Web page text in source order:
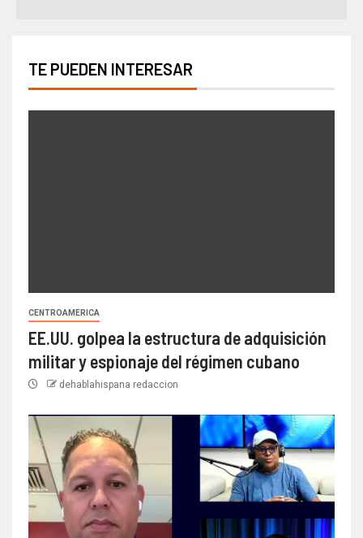
TE PUEDEN INTERESAR
CENTROAMERICA
EE.UU. golpea la estructura de adquisición
militar y espionaje del régimen cubano
dehablahispana redaccion